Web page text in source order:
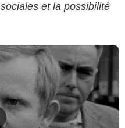
et la possibilité